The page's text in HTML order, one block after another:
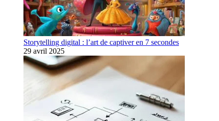
Storytelling digital : l’art de captiver en 7 secondes
29 avril 2025